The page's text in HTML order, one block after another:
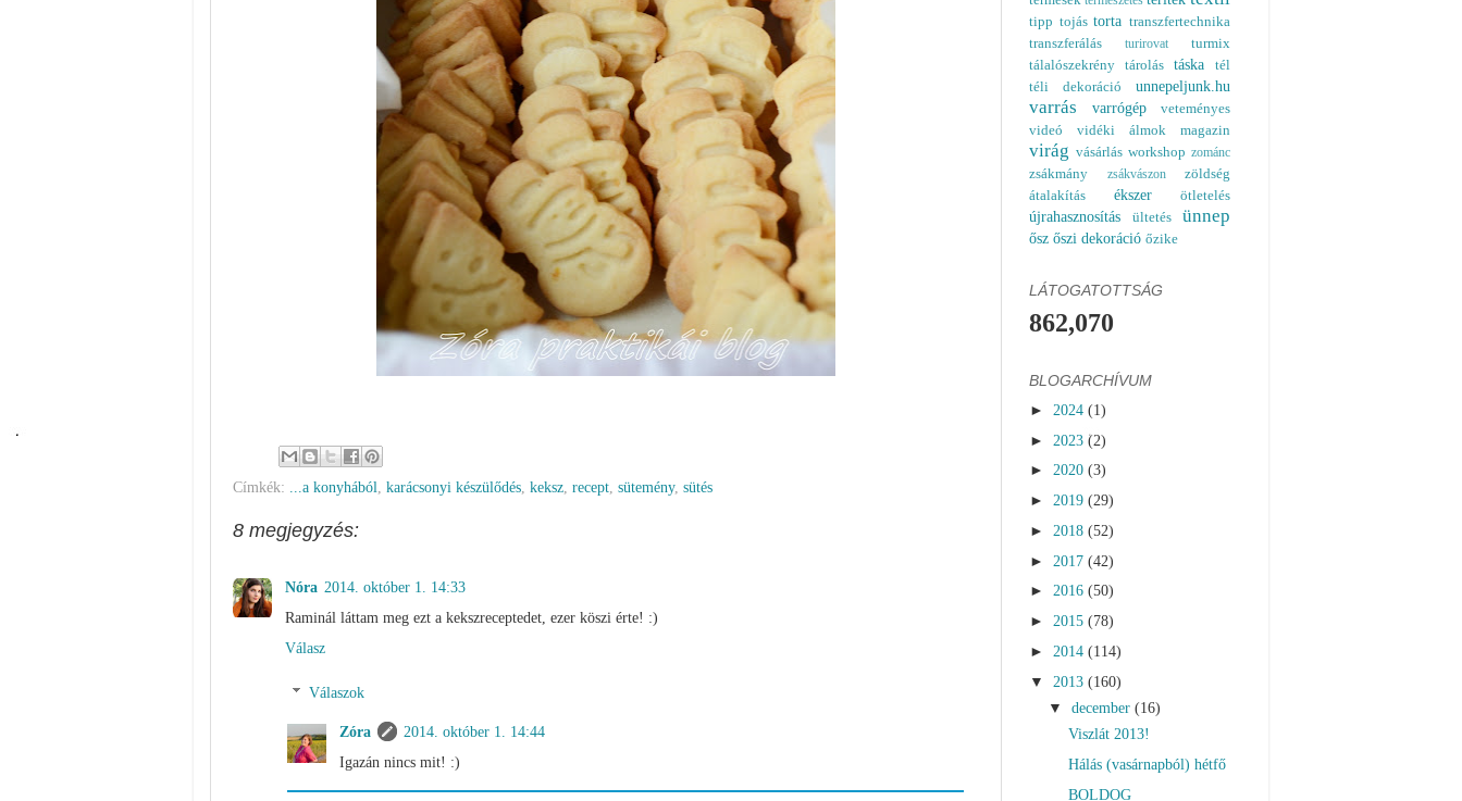
Címkék: ...a konyhából karácsonyi készülődés keksz recept sütemény, sütés
8 megjegyzés:
Nóra 2014. október 1. 14:33
Raminál láttam meg ezt a kekszreceptedet, ezer köszi érte! :)
Válasz
Válaszok
Zóra
2014. október 1. 14:44
Igazán nincs mit! :)
tipp tojás torta transzfertechnika
transzferálás
turirovat
turmix
tálalószekrény tárolás táska
tél
téli dekoráció
unnepeljunk.hu
varrás varrógép
veteményes
videó
vidéki álmok magazin
virág vásárlás workshop zománc
zsákmány zsákvászon
zöldség
átalakítás
ékszer ötletelés
újrahasznosítás ültetés ünnep
ősz őszi dekoráció őzike
LÁTOGATOTTSÁG
862,070
BLOGARCHÍVUM
► 2024 (1)
► 2023 (2)
► 2020 (3)
► 2019 (29)
► 2018 (52)
► 2017 (42)
► 2016 (50)
► 2015 (78)
► 2014 (114)
▼ 2013 (160)
▼december(16)
Viszlát 2013!
Hálás (vasárnapból) hétfő
BOLDOG